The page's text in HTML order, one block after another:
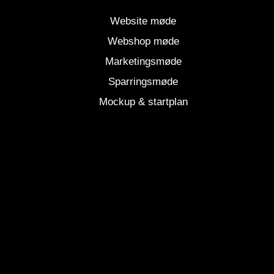
Website møde
Webshop møde
Marketingsmøde
Sparringsmøde
Mockup & startplan